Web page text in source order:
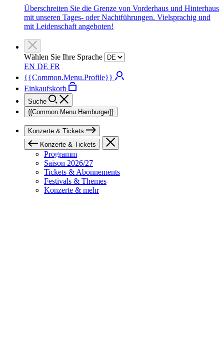
Überschreiten Sie die Grenze von Vorderhaus und Hinterhaus
mit unseren Tages- oder Nachtführungen. Vielsprachig und
mit Leidenschaft angeboten!
Wählen Sie Ihre Sprache
EN DE FR
{{Common.Menu.Profile}}
Einkaufskorb
Suche
{{Common.Menu.Hamburger}}
Konzerte & Tickets
Konzerte & Tickets
Programm
Saison 2026/27
Tickets & Abonnements
Festivals & Themes
Konzerte & mehr